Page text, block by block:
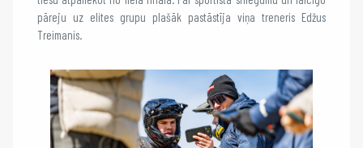
pāreju uz elites grupu plašāk pastāstīja viņa treneris Edžus
Treimanis.